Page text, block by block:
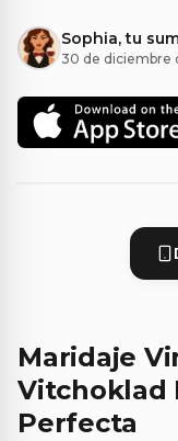
Sophia, tu
30 de diciembre
Maridaje
Vitchoklad
Perfecta